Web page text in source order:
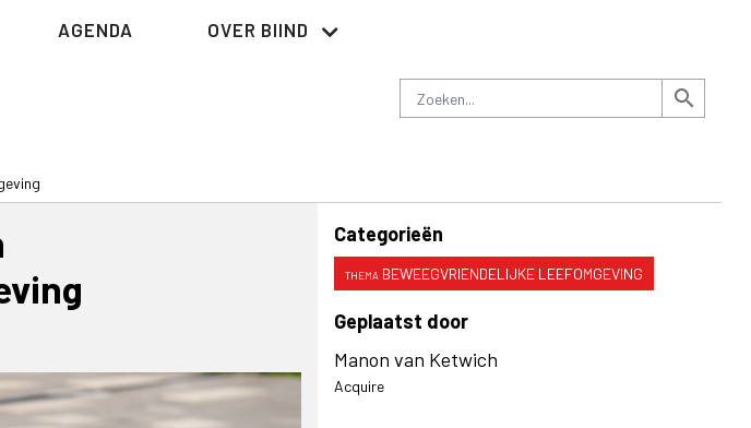
Zoeken search
AGENDA OVER BIIND
Categorieën
BEWEEGVRIENDELIJKE LEEFOMGEVING
Geplaatst door
Manon van Ketwich
Acquire